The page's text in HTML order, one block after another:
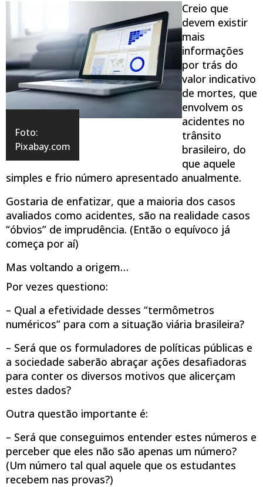
Foto:
Pixabay.com
Creio que
devem existir
mais
informações
por trás do
valor indicativo
de mortes, que
envolvem os
acidentes no
trânsito
brasileiro, do
que aquele
simples e frio número apresentado anualmente.
Gostaria de enfatizar, que a maioria dos casos
avaliados como acidentes, são na realidade casos
“óbvios” de imprudência. (Então o equívoco já
começa por aí)
Mas voltando a origem…
Por vezes questiono:
– Qual a efetividade desses “termômetros
numéricos” para com a situação viária brasileira?
– Será que os formuladores de políticas públicas e
a sociedade saberão abraçar ações desafiadoras
para conter os diversos motivos que alicerçam
estes dados?
Outra questão importante é:
– Será que conseguimos entender estes números e
perceber que eles não são apenas um número?
(Um número tal qual aquele que os estudantes
recebem nas provas?)